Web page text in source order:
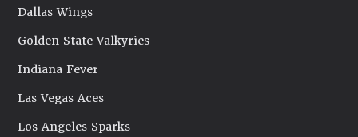
Dallas Wings
Golden State Valkyries
Indiana Fever
Las Vegas Aces
Los Angeles Sparks